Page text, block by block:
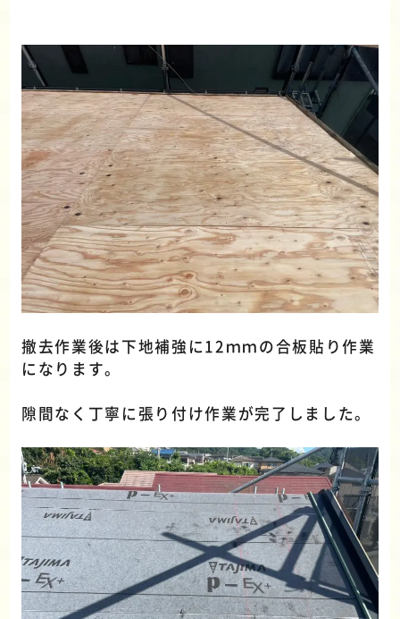
撤去作業後は下地補強に12ｍｍの合板貼り作業
になります。
隙間なく丁寧に張り付け作業が完了しました。